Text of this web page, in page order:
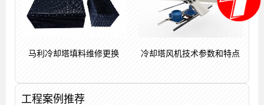
马利冷却塔填料维修更换 冷却塔风机技术参数和特点
工程案例推荐